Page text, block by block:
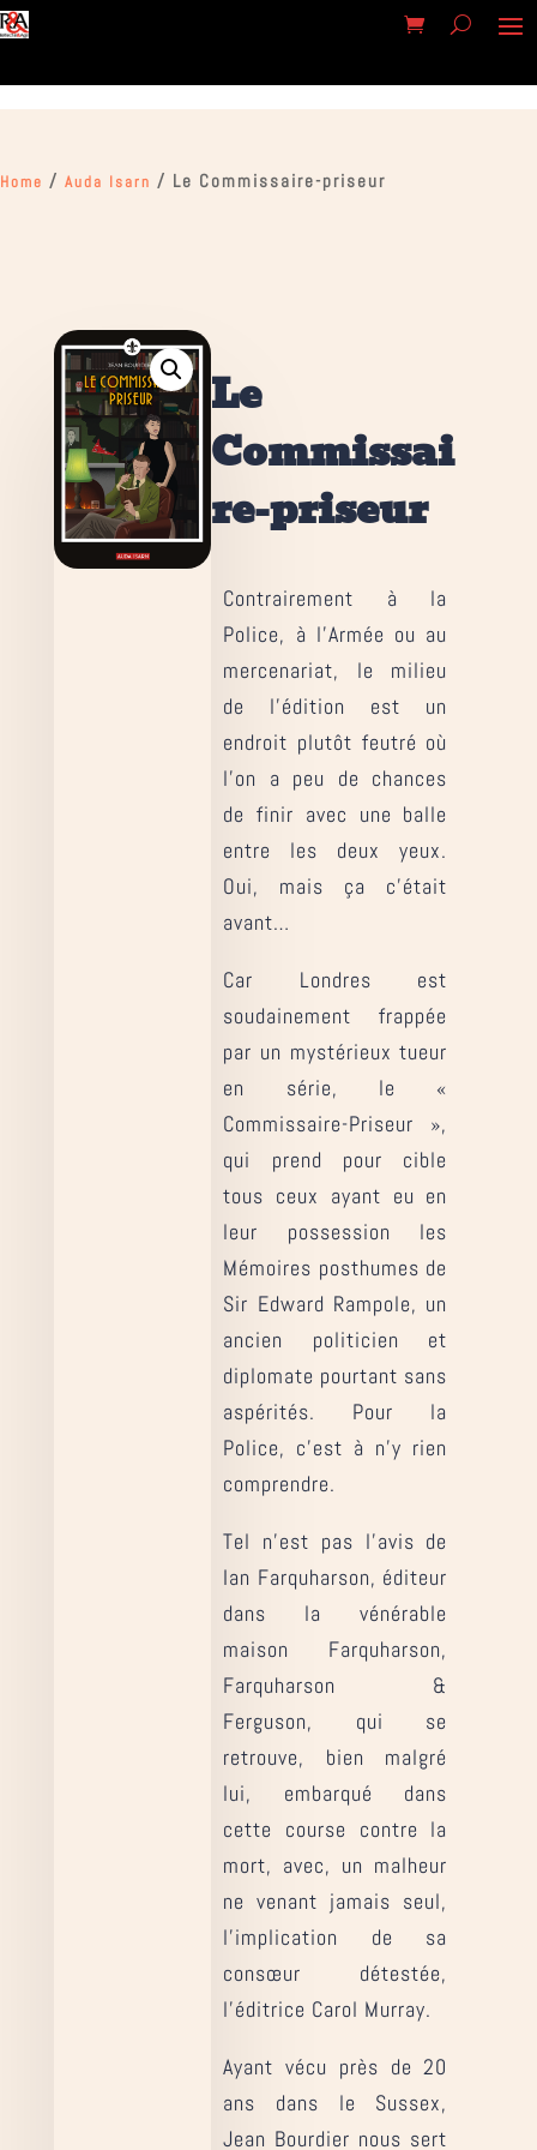
Home / Auda Isarn / Le Commissaire-priseur
Le
Commissai
re-priseur
Contrairement à la
Police, à l’Armée ou au
mercenariat, le milieu
de l’édition est un
endroit plutôt feutré où
l’on a peu de chances
de finir avec une balle
entre les deux yeux.
Oui, mais ça c’était
avant…
Car Londres est
soudainement frappée
par un mystérieux tueur
en série, le «
Commissaire-Priseur »,
qui prend pour cible
tous ceux ayant eu en
leur possession les
Mémoires posthumes de
Sir Edward Rampole, un
ancien politicien et
diplomate pourtant sans
aspérités. Pour la
Police, c’est à n’y rien
comprendre.
Tel n’est pas l’avis de
Ian Farquharson, éditeur
dans la vénérable
maison Farquharson,
Farquharson &
Ferguson, qui se
retrouve, bien malgré
lui, embarqué dans
cette course contre la
mort, avec, un malheur
ne venant jamais seul,
l’implication de sa
consœur détestée,
l’éditrice Carol Murray.
Ayant vécu près de 20
ans dans le Sussex,
Jean Bourdier nous sert